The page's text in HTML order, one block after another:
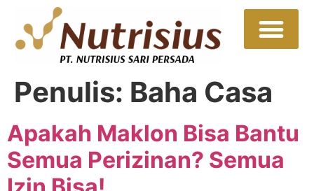
Penulis: Baha Casa
Apakah Maklon Bisa Bantu
Semua Perizinan? Semua